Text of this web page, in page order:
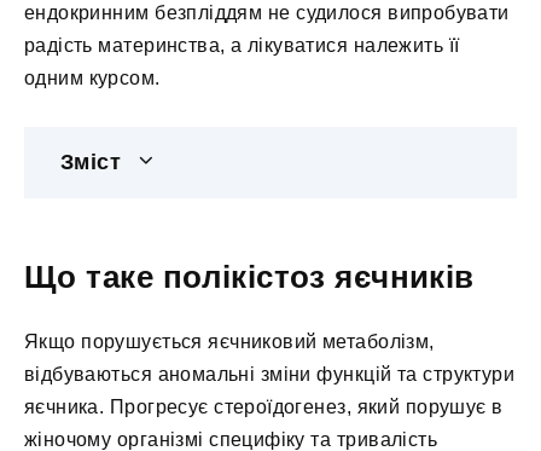
ендокринним безпліддям не судилося випробувати
радість материнства, а лікуватися належить її
одним курсом.
Зміст
Що таке полікістоз яєчників
Якщо порушується яєчниковий метаболізм,
відбуваються аномальні зміни функцій та структури
яєчника. Прогресує стероїдогенез, який порушує в
жіночому організмі специфіку та тривалість